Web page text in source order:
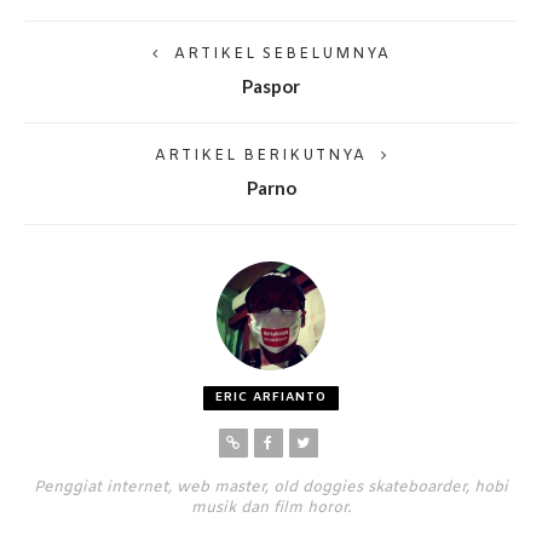
ARTIKEL SEBELUMNYA
Paspor
ARTIKEL BERIKUTNYA
Parno
ERIC ARFIANTO
Penggiat internet, web master, old doggies skateboarder, hobi
musik dan film horor.